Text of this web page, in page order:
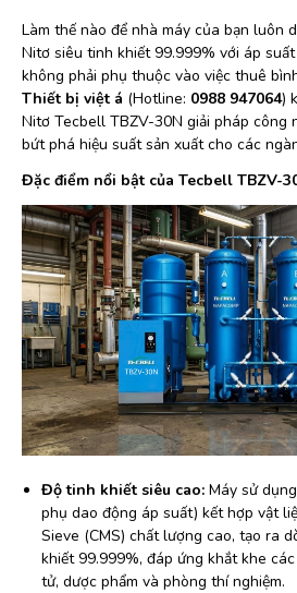
Làm thế nào để nhà máy của bạn luôn
Nitơ siêu tinh khiết 99.999% với áp
không phải phụ thuộc vào việc thuê
Thiết bị việt á (Hotline: 0988 947064)
Nitơ Tecbell TBZV-30N giải pháp công
bứt phá hiệu suất sản xuất cho các
Đặc điểm nổi bật của Tecbell TBZV-
Độ tinh khiết siêu cao: Máy sử
phụ dao động áp suất) kết hợp vật
Sieve (CMS) chất lượng cao, tạo ra
khiết 99.999%, đáp ứng khắt khe
tử, dược phẩm và phòng thí nghiệm.